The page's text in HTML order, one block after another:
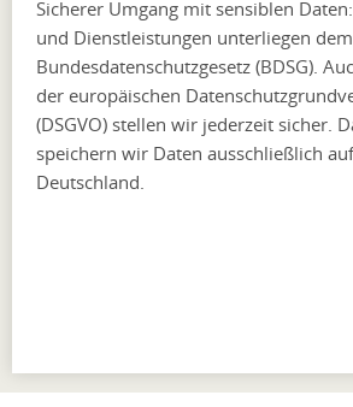
Sicherer Umgang mit sensiblen
und Dienstleistungen unterliegen dem
Bundesdatenschutzgesetz (BDSG).
der europäischen
(DSGVO) stellen wir jederzeit sicher.
speichern wir Daten ausschließlich
Deutschland.